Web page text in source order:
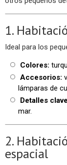
1.
Ideal para los
Colores:
Accesorios:
lámparas de
Detalles
mar.
2.
espacial